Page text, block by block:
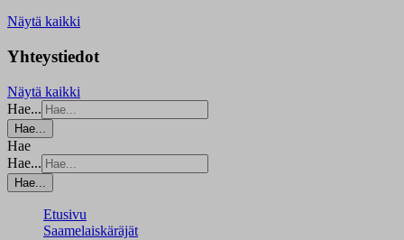
Näytä kaikki
Yhteystiedot
Näytä kaikki
Hae...
Hae...
Hae
Hae...
Hae...
Etusivu
Saamelaiskäräjät